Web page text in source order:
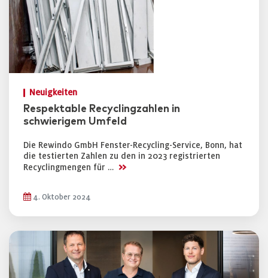
Neuigkeiten
Respektable Recyclingzahlen in
schwierigem Umfeld
Die Rewindo GmbH Fenster-Recycling-Service, Bonn, hat
die testierten Zahlen zu den in 2023 registrierten
Recyclingmengen für … >>
4. Oktober 2024